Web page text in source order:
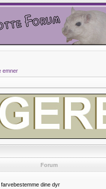
emner
Forum
dine dyr